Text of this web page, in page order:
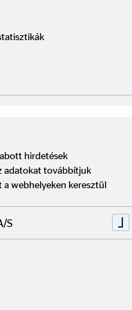
egy hátizsákot
utazás inkább a fiatalok
módja annak,
tartó időszakot.
első hátizsákos utazás
vagy az első igazi
világot, mindkettőt
vizsgák - a
hirdetések
adatokat továbbítjuk
a webhelyeken keresztül
S